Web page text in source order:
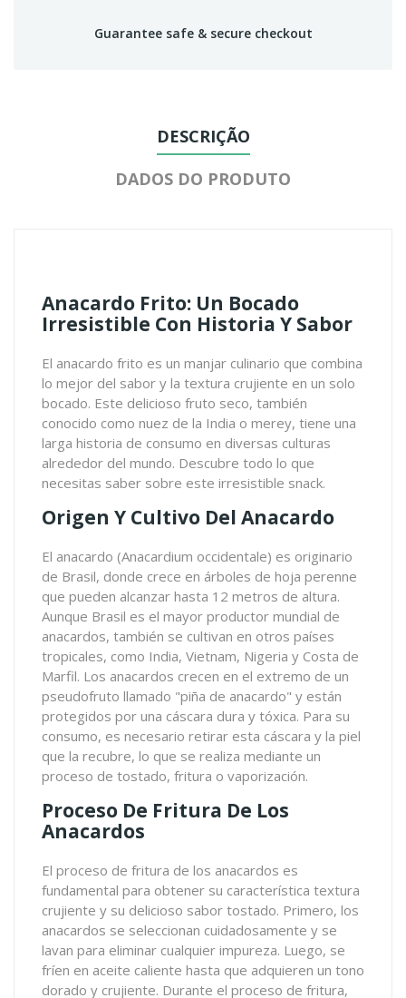
Guarantee safe & secure checkout
DESCRIÇÃO
DADOS DO PRODUTO
Anacardo Frito: Un Bocado
Irresistible Con Historia Y Sabor
El anacardo frito es un manjar culinario que combina
lo mejor del sabor y la textura crujiente en un solo
bocado. Este delicioso fruto seco, también
conocido como nuez de la India o merey, tiene una
larga historia de consumo en diversas culturas
alrededor del mundo. Descubre todo lo que
necesitas saber sobre este irresistible snack.
Origen Y Cultivo Del Anacardo
El anacardo (Anacardium occidentale) es originario
de Brasil, donde crece en árboles de hoja perenne
que pueden alcanzar hasta 12 metros de altura.
Aunque Brasil es el mayor productor mundial de
anacardos, también se cultivan en otros países
tropicales, como India, Vietnam, Nigeria y Costa de
Marfil. Los anacardos crecen en el extremo de un
pseudofruto llamado "piña de anacardo" y están
protegidos por una cáscara dura y tóxica. Para su
consumo, es necesario retirar esta cáscara y la piel
que la recubre, lo que se realiza mediante un
proceso de tostado, fritura o vaporización.
Proceso De Fritura De Los
Anacardos
El proceso de fritura de los anacardos es
fundamental para obtener su característica textura
crujiente y su delicioso sabor tostado. Primero, los
anacardos se seleccionan cuidadosamente y se
lavan para eliminar cualquier impureza. Luego, se
fríen en aceite caliente hasta que adquieren un tono
dorado y crujiente. Durante el proceso de fritura,